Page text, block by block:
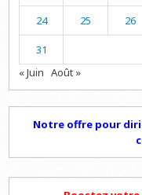
24 25 26
31
« Juin Août »
Notre offre pour